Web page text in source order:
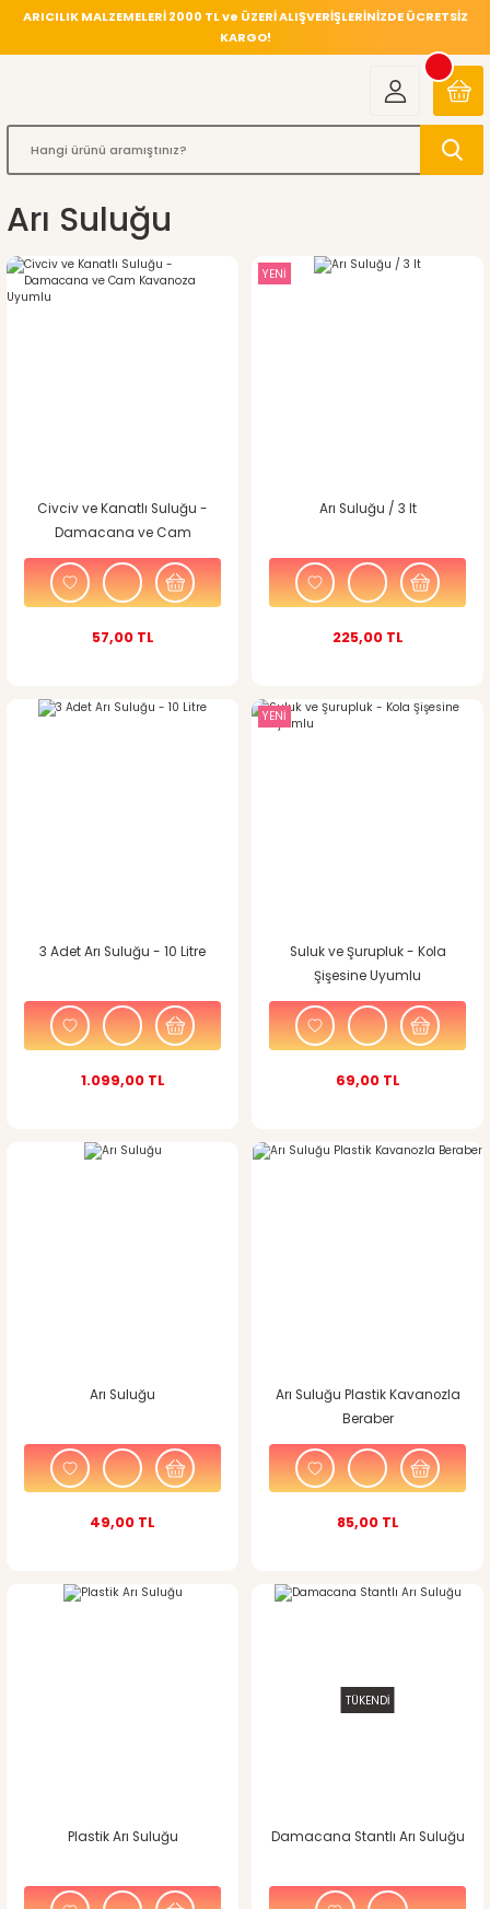
ARICILIK MALZEMELERİ 2000 TL ve ÜZERİ ALIŞVERİŞLERİNİZDE ÜCRETSİZ
KARGO!
Arı Suluğu
Civciv ve Kanatlı Suluğu -
Damacana ve Cam
Kavanoza Uyumlu
57,00 TL
YENİ
Arı Suluğu / 3 lt
225,00 TL
3 Adet Arı Suluğu - 10 Litre
1.099,00 TL
YENİ
Suluk ve Şurupluk - Kola
Şişesine Uyumlu
69,00 TL
Arı Suluğu
49,00 TL
Arı Suluğu Plastik Kavanozla
Beraber
85,00 TL
Plastik Arı Suluğu
TÜKENDİ
Damacana Stantlı Arı Suluğu